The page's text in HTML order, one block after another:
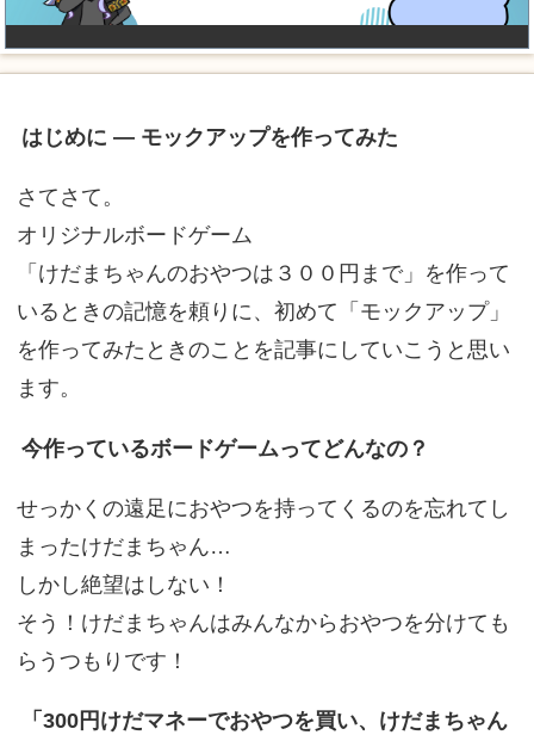
はじめに ― モックアップを作ってみた
さてさて。
オリジナルボードゲーム
「けだまちゃんのおやつは３００円まで」を作って
いるときの記憶を頼りに、初めて「モックアップ」
を作ってみたときのことを記事にしていこうと思い
ます。
今作っているボードゲームってどんなの？
せっかくの遠足におやつを持ってくるのを忘れてし
まったけだまちゃん…
しかし絶望はしない！
そう！けだまちゃんはみんなからおやつを分けても
らうつもりです！
「300円けだマネーでおやつを買い、けだまちゃん